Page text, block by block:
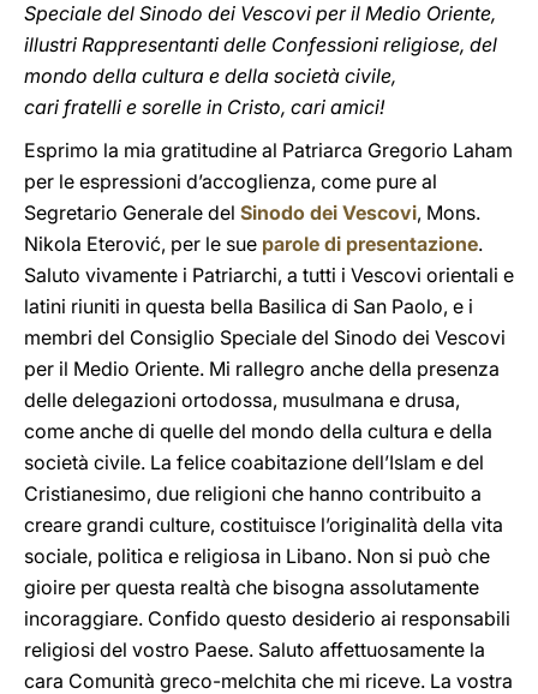
Speciale del Sinodo dei Vescovi per il Medio Oriente,
illustri Rappresentanti delle Confessioni religiose, del
mondo della cultura e della società civile,
cari fratelli e sorelle in Cristo, cari amici!
Esprimo la mia gratitudine al Patriarca Gregorio Laham
per le espressioni d’accoglienza, come pure al
Segretario Generale del Sinodo dei Vescovi, Mons.
Nikola Eterović, per le sue parole di presentazione.
Saluto vivamente i Patriarchi, a tutti i Vescovi orientali e
latini riuniti in questa bella Basilica di San Paolo, e i
membri del Consiglio Speciale del Sinodo dei Vescovi
per il Medio Oriente. Mi rallegro anche della presenza
delle delegazioni ortodossa, musulmana e drusa,
come anche di quelle del mondo della cultura e della
società civile. La felice coabitazione dell’Islam e del
Cristianesimo, due religioni che hanno contribuito a
creare grandi culture, costituisce l’originalità della vita
sociale, politica e religiosa in Libano. Non si può che
gioire per questa realtà che bisogna assolutamente
incoraggiare. Confido questo desiderio ai responsabili
religiosi del vostro Paese. Saluto affettuosamente la
cara Comunità greco-melchita che mi riceve. La vostra